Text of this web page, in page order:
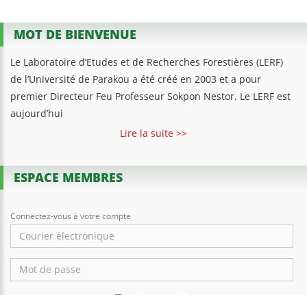
MOT DE BIENVENUE
Le Laboratoire d’Etudes et de Recherches Forestières (LERF)
de l’Université de Parakou a été créé en 2003 et a pour
premier Directeur Feu Professeur Sokpon Nestor. Le LERF est
aujourd’hui
Lire la suite >>
ESPACE MEMBRES
Connectez-vous à votre compte